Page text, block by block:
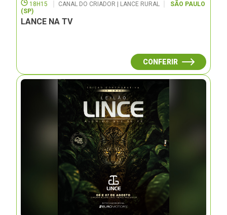
18H15 CANAL DO CRIADOR | LANCE RURAL
SÃO PAULO
(SP)
LANCE NA TV
CONFERIR